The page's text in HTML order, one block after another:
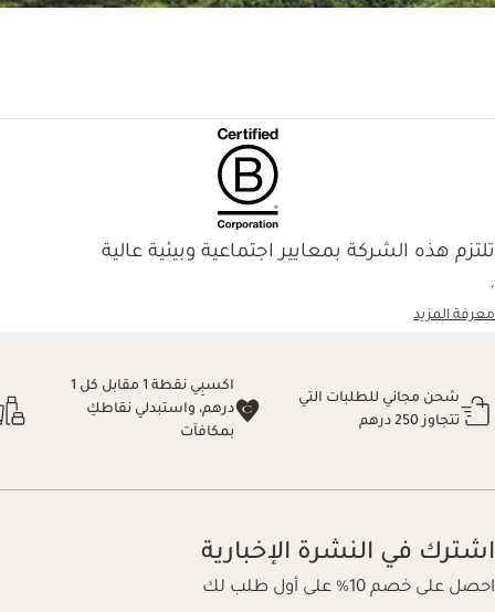
تلتزم هذه الشركة بمعايير اجتماعية وبيئية عالية
.
معرفة المزيد
شحن مجاني للطلبات التي
تتجاوز 250 درهم
اكسبِي نقطة 1 مقابل كل 1
درهم، واستبدلي نقاطكِ
بمكافآت
اشترك في النشرة الإخبارية
احصل على خصم 10% على أول طلب لك